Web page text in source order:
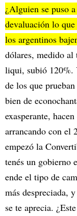
¿Alguien se puso
devaluación lo
los argentinos
dólares, medido
liqui, subió 120%.
de los que
bien de
exasperante,
arrancando con el
empezó la
tenés un gobierno
ende el tipo de
más despreciada,
se te aprecia.